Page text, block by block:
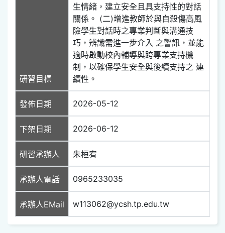
研習目標
生情緒，建立安全且具支持性的對話
關係。 (二)增進教師於與自殺傷高風
險學生對話時之專業判斷與溝通技
巧，辨識需進一步介入 之警訊，並能
適時啟動校內輔導與跨專業支持機
制，以確保學生安全與後續支持之 連
續性。
發佈日期 2026-05-12
下架日期 2026-06-12
研習承辦人 朱桓宥
承辦人電話 0965233035
承辦人EMail w113062@ycsh.tp.edu.tw